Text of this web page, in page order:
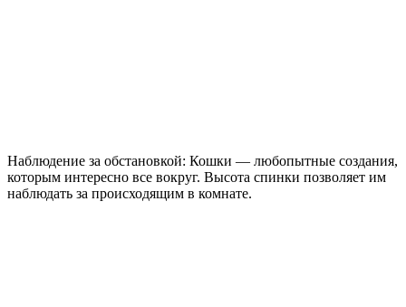
Наблюдение за обстановкой: Кошки — любопытные создания,
которым интересно все вокруг. Высота спинки позволяет им
наблюдать за происходящим в комнате.